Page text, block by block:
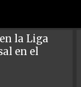
la Liga
en el